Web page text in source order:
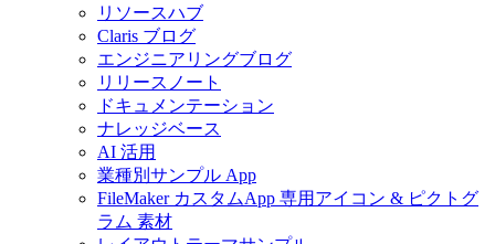
リソースハブ
Claris ブログ
エンジニアリングブログ
リリースノート
ドキュメンテーション
ナレッジベース
AI 活用
業種別サンプル App
FileMaker カスタムApp 専用アイコン & ピクトグ
ラム 素材